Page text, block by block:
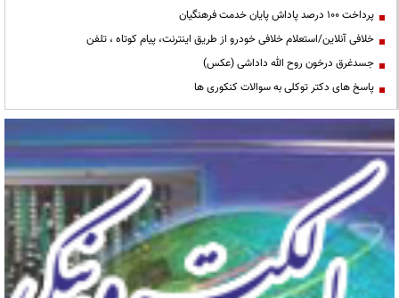
پرداخت ۱۰۰ درصد پاداش پایان خدمت فرهنگیان
خلافی آنلاین/استعلام خلافی خودرو از طریق اینترنت، پیام کوتاه ، تلفن
جسدغرق درخون روح الله داداشی (عکس)
پاسخ های دکتر توکلی به سوالات کنکوری ها